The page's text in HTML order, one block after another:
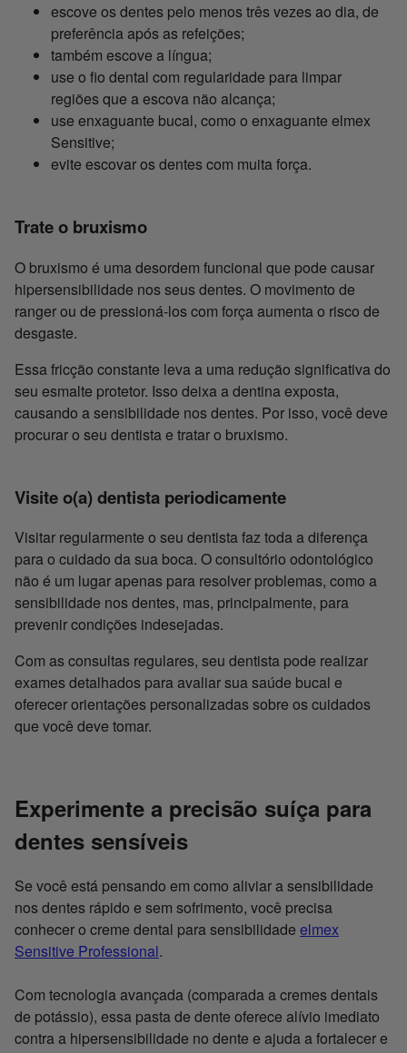
escove os dentes pelo menos três vezes ao dia, de
preferência após as refeições;
também escove a língua;
use o fio dental com regularidade para limpar
regiões que a escova não alcança;
use enxaguante bucal, como o enxaguante elmex
Sensitive;
evite escovar os dentes com muita força.
Trate o bruxismo
O bruxismo é uma desordem funcional que pode causar
hipersensibilidade nos seus dentes. O movimento de
ranger ou de pressioná-los com força aumenta o risco de
desgaste.
Essa fricção constante leva a uma redução significativa do
seu esmalte protetor. Isso deixa a dentina exposta,
causando a sensibilidade nos dentes. Por isso, você deve
procurar o seu dentista e tratar o bruxismo.
Visite o(a) dentista periodicamente
Visitar regularmente o seu dentista faz toda a diferença
para o cuidado da sua boca. O consultório odontológico
não é um lugar apenas para resolver problemas, como a
sensibilidade nos dentes, mas, principalmente, para
prevenir condições indesejadas.
Com as consultas regulares, seu dentista pode realizar
exames detalhados para avaliar sua saúde bucal e
oferecer orientações personalizadas sobre os cuidados
que você deve tomar.
Experimente a precisão suíça para
dentes sensíveis
Se você está pensando em como aliviar a sensibilidade
nos dentes rápido e sem sofrimento, você precisa
conhecer o creme dental para sensibilidade elmex
Sensitive Professional.
Com tecnologia avançada (comparada a cremes dentais
de potássio), essa pasta de dente oferece alívio imediato
contra a hipersensibilidade no dente e ajuda a fortalecer e